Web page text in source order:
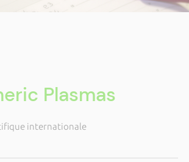
Plasmas
internationale